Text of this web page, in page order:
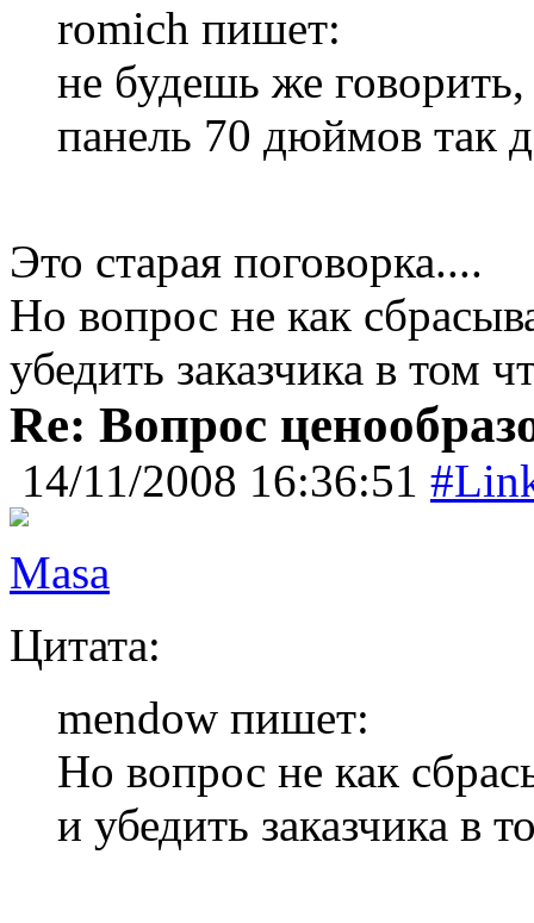
romich пишет:
не будешь же
панель 70 дюймов так
Это старая поговорка....
Но вопрос не как
убедить заказчика в том
Re: Вопрос
14/11/2008 16:36:51
Masa
Цитата:
mendow пишет:
Но вопрос не как
и убедить заказчика в